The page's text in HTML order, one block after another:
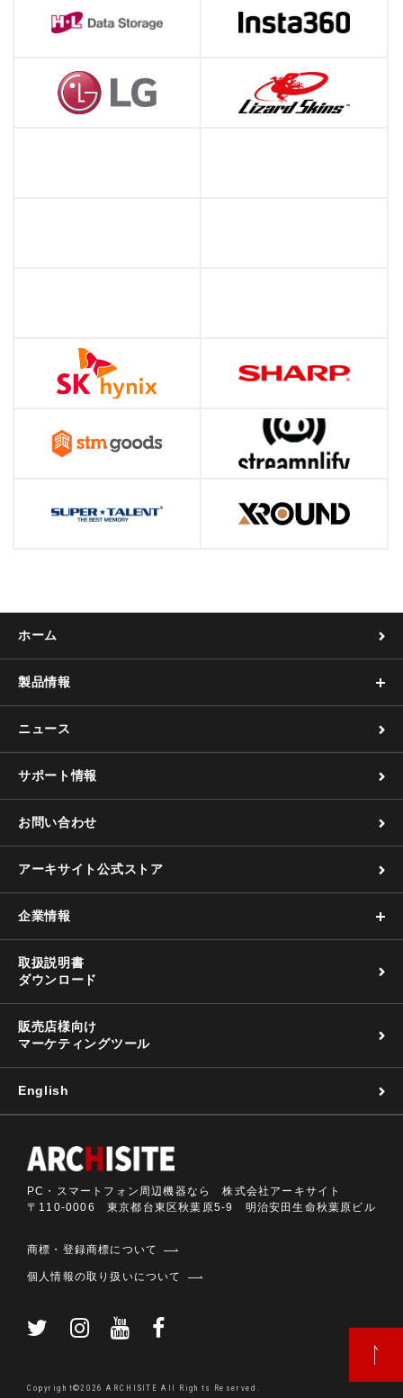
ホーム
製品情報
ニュース
サポート情報
お問い合わせ
アーキサイト公式ストア
企業情報
取扱説明書
ダウンロード
販売店様向け
マーケティングツール
English
PC・スマートフォン周辺機器なら 株式会社アーキサイト
〒110-0006 東京都台東区秋葉原5-9 明治安田生命秋葉原ビル
商標・登録商標について
個人情報の取り扱いについて
Copyright©2026 ARCHISITE All Rights Reserved.